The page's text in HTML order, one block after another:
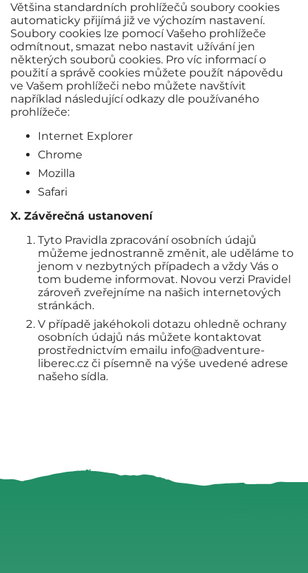
Většina standardních prohlížečů soubory cookies
automaticky přijímá již ve výchozím nastavení.
Soubory cookies lze pomocí Vašeho prohlížeče
odmítnout, smazat nebo nastavit užívání jen
některých souborů cookies. Pro víc informací o
použití a správě cookies můžete použít nápovědu
ve Vašem prohlížeči nebo můžete navštívit
například následující odkazy dle používaného
prohlížeče:
Internet Explorer
Chrome
Mozilla
Safari
X. Závěrečná ustanovení
Tyto Pravidla zpracování osobních údajů
můžeme jednostranně změnit, ale uděláme to
jenom v nezbytných případech a vždy Vás o
tom budeme informovat. Novou verzi Pravidel
zároveň zveřejníme na našich internetových
stránkách.
V případě jakéhokoli dotazu ohledně ochrany
osobních údajů nás můžete kontaktovat
prostřednictvím emailu info@adventure-
liberec.cz či písemně na výše uvedené adrese
našeho sídla.